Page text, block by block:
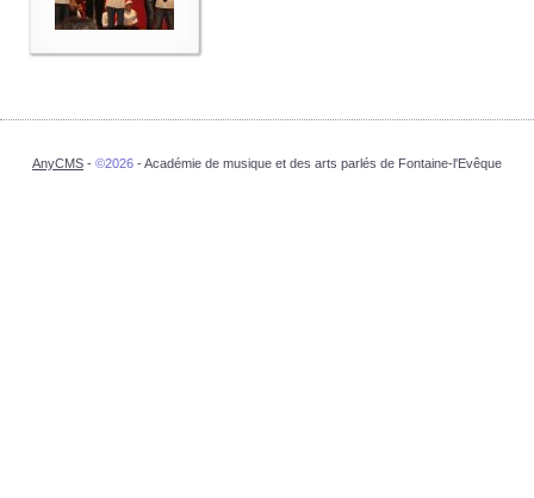
AnyCMS - ©2026 - Académie de musique et des arts parlés de Fontaine-l'Evêque